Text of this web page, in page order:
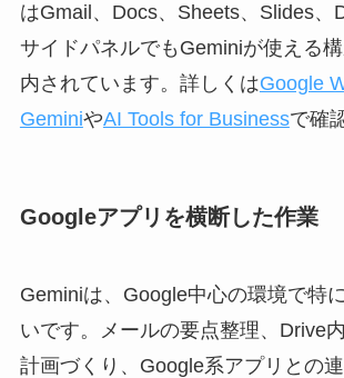
はGmail、Docs、Sheets、Slides、
サイドパネルでもGeminiが使える
内されています。詳しくはGoogle
GeminiやAI Tools for Businessで確
Googleアプリを横断した作業
Geminiは、Google中心の環境で特
いです。メールの要点整理、Drive
計画づくり、Google系アプリとの